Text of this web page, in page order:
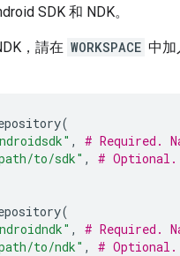
SDK 和 NDK。
，請在 WORKSPACE 中加
(
,
# Required.
to/sdk" ,
# Optional.
(
,
# Required.
to/ndk" ,
# Optional.